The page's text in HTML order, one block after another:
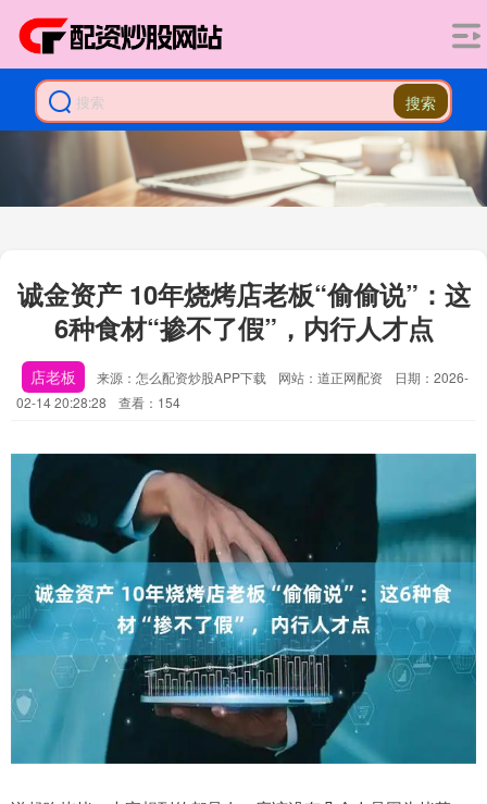
搜索
诚金资产 10年烧烤店老板“偷偷说”：这
6种食材“掺不了假”，内行人才点
店老板 来源：怎么配资炒股APP下载 网站：道正网配资
日期：2026-
02-14 20:28:28
查看：154